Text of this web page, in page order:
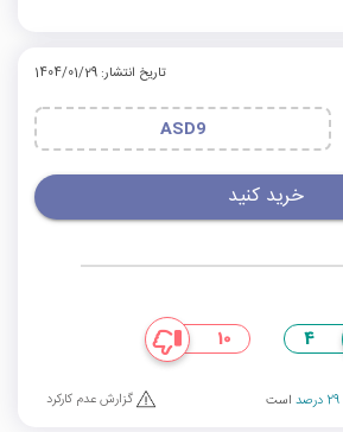
تاریخ انتشار: 1404/01/29
ASD9
خرید کنید
4
10
29 درصد است گزارش عدم کارکرد